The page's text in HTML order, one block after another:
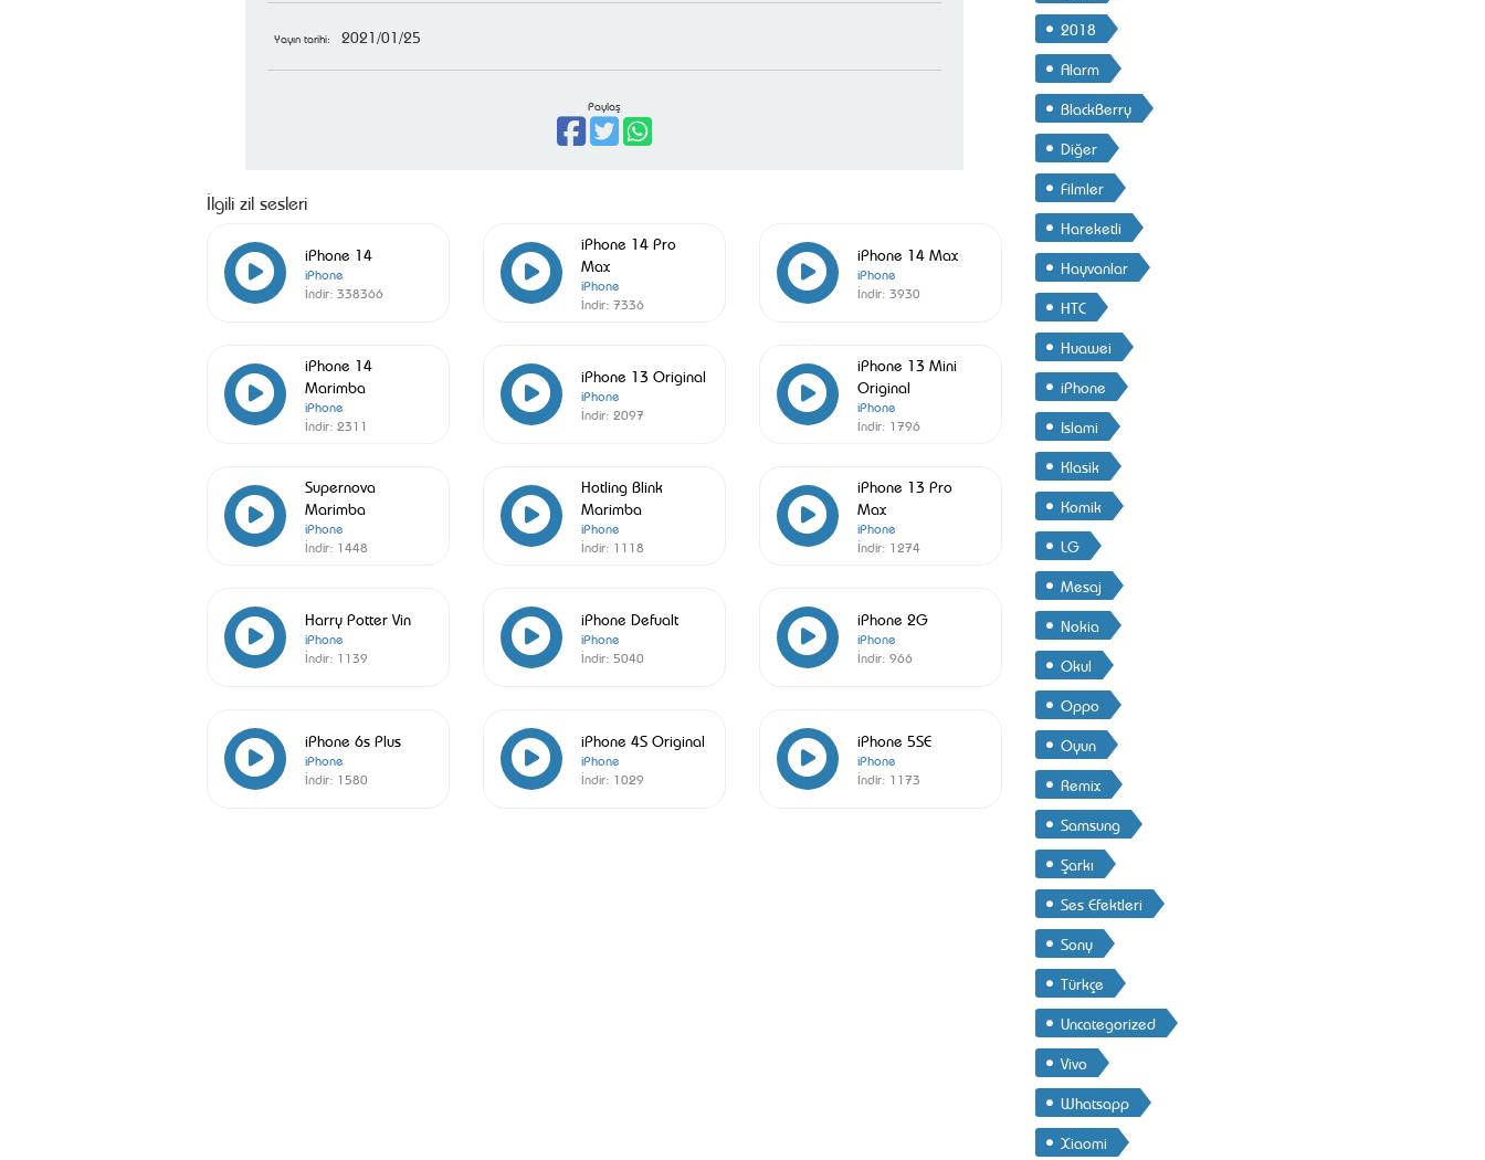
Yayın tarihi: 2021/01/25
Paylaş
İlgili zil sesleri
iPhone 14
iPhone
İndir: 338366
iPhone 14 Pro
Max
iPhone
İndir: 7336
iPhone 14 Max
iPhone
İndir: 3930
iPhone 14
Marimba
iPhone
İndir: 2311
iPhone 13 Original
iPhone
İndir: 2097
iPhone 13 Mini
Original
iPhone
İndir: 1796
Supernova
Marimba
iPhone
İndir: 1448
Hotling Blink
Marimba
iPhone
İndir: 1118
iPhone 13 Pro
Max
iPhone
İndir: 1274
Harry Potter Vin
iPhone
İndir: 1139
iPhone Defualt
iPhone
İndir: 5040
iPhone 2G
iPhone
İndir: 966
iPhone 6s Plus
iPhone
İndir: 1580
iPhone 4S Original
iPhone
İndir: 1029
iPhone 5SE
iPhone
İndir: 1173
2018
Alarm
BlackBerry
Diğer
Filmler
Hareketli
Hayvanlar
HTC
Huawei
iPhone
Islami
Klasik
Komik
LG
Mesaj
Nokia
Okul
Oppo
Oyun
Remix
Samsung
Şarkı
Ses Efektleri
Sony
Türkçe
Uncategorized
Vivo
Whatsapp
Xiaomi